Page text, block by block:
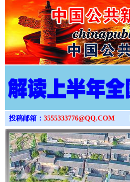
投稿邮箱： 3555333776@QQ.COM